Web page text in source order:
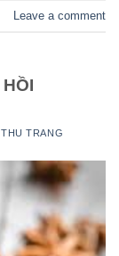
Leave a comment
TRANG